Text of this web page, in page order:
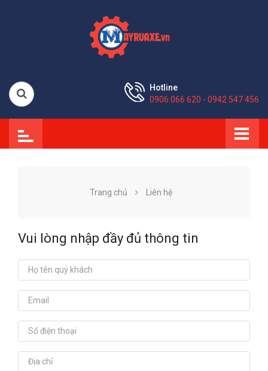
Hotline
0906 066 620 - 0942 547 456
Trang chủ Liên hệ
Vui lòng nhập đầy đủ thông tin